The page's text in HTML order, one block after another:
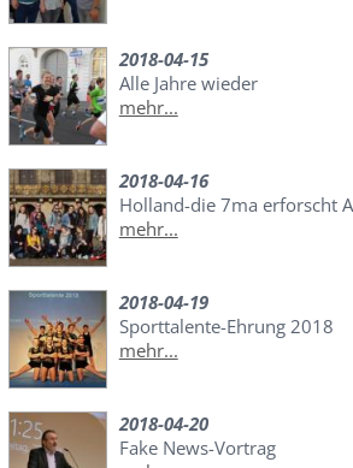
2018-04-15
Alle Jahre wieder
mehr...
2018-04-16
Holland-die 7ma erforscht
mehr...
2018-04-19
Sporttalente-Ehrung 2018
mehr...
2018-04-20
Fake News-Vortrag